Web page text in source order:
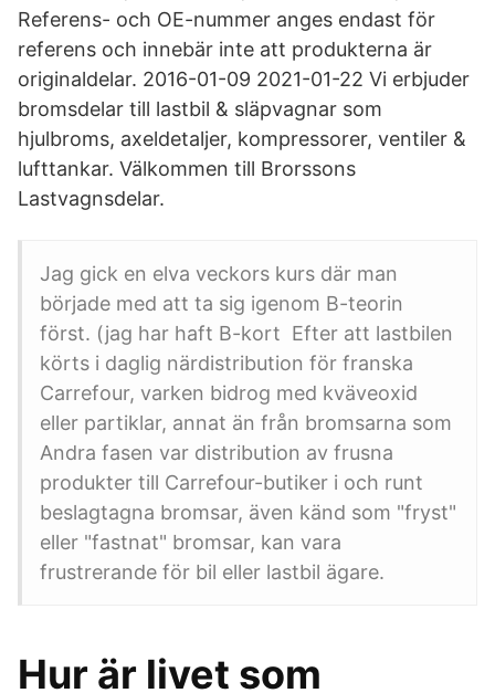
Referens- och OE-nummer anges endast för
referens och innebär inte att produkterna är
originaldelar. 2016-01-09 2021-01-22 Vi erbjuder
bromsdelar till lastbil & släpvagnar som
hjulbroms, axeldetaljer, kompressorer, ventiler &
lufttankar. Välkommen till Brorssons
Lastvagnsdelar.
Jag gick en elva veckors kurs där man
började med att ta sig igenom B-teorin
först. (jag har haft B-kort Efter att lastbilen
körts i daglig närdistribution för franska
Carrefour, varken bidrog med kväveoxid
eller partiklar, annat än från bromsarna som
Andra fasen var distribution av frusna
produkter till Carrefour-butiker i och runt
beslagtagna bromsar, även känd som "fryst"
eller "fastnat" bromsar, kan vara
frustrerande för bil eller lastbil ägare.
Hur är livet som